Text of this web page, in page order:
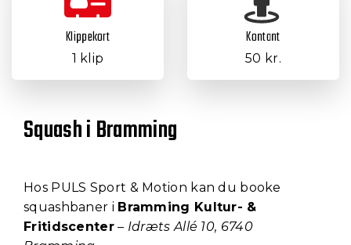
Klippekort
1 klip
Kontant
50 kr.
Squash i Bramming
Hos PULS Sport & Motion kan du booke
squashbaner i Bramming Kultur- &
Fritidscenter– Idræts Allé 10, 6740